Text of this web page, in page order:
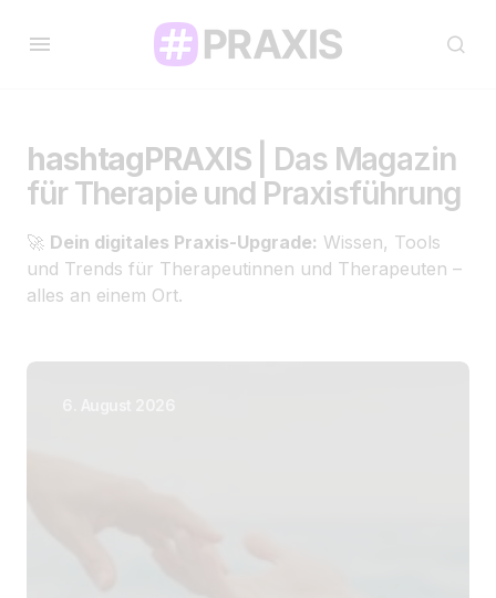
hashtagPRAXIS| Das Magazin
für Therapie und Praxisführung
🚀 Dein digitales Praxis-Upgrade: Wissen, Tools
und Trends für Therapeutinnen und Therapeuten –
alles an einem Ort.